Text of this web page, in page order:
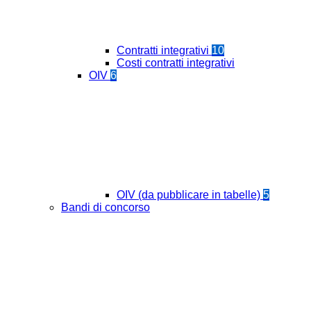
Contratti integrativi 10
Costi contratti integrativi
OIV 6
OIV (da pubblicare in tabelle) 5
Bandi di concorso